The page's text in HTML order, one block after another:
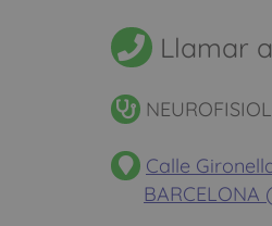
Llamar
Calle
BARCELONA